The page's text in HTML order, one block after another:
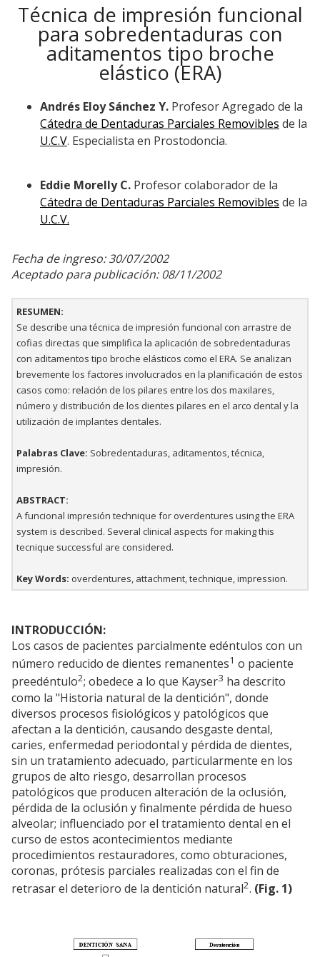
Técnica de impresión funcional
para sobredentaduras con
aditamentos tipo broche
elástico (ERA)
Andrés Eloy Sánchez Y. Profesor Agregado de la
Cátedra de Dentaduras Parciales Removibles de la
U.C.V. Especialista en Prostodoncia.
Eddie Morelly C. Profesor colaborador de la
Cátedra de Dentaduras Parciales Removibles de la
U.C.V.
Fecha de ingreso: 30/07/2002
Aceptado para publicación: 08/11/2002
RESUMEN:
Se describe una técnica de impresión funcional con arrastre de
cofias directas que simplifica la aplicación de sobredentaduras
con aditamentos tipo broche elásticos como el ERA. Se analizan
brevemente los factores involucrados en la planificación de estos
casos como: relación de los pilares entre los dos maxilares,
número y distribución de los dientes pilares en el arco dental y la
utilización de implantes dentales.
Palabras Clave: Sobredentaduras, aditamentos, técnica,
impresión.
ABSTRACT:
A funcional impresión technique for overdentures using the ERA
system is described. Several clinical aspects for making this
tecnique successful are considered.
Key Words: overdentures, attachment, technique, impression.
INTRODUCCIÓN:
Los casos de pacientes parcialmente edéntulos con un
número reducido de dientes remanentes1 o paciente
preedéntulo2; obedece a lo que Kayser3 ha descrito
como la "Historia natural de la dentición", donde
diversos procesos fisiológicos y patológicos que
afectan a la dentición, causando desgaste dental,
caries, enfermedad periodontal y pérdida de dientes,
sin un tratamiento adecuado, particularmente en los
grupos de alto riesgo, desarrollan procesos
patológicos que producen alteración de la oclusión,
pérdida de la oclusión y finalmente pérdida de hueso
alveolar; influenciado por el tratamiento dental en el
curso de estos acontecimientos mediante
procedimientos restauradores, como obturaciones,
coronas, prótesis parciales realizadas con el fin de
retrasar el deterioro de la dentición natural2. (Fig. 1)